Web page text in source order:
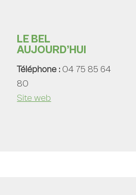
LE BEL
AUJOURD’HUI
Téléphone : 04 75 85 64
80
Site web